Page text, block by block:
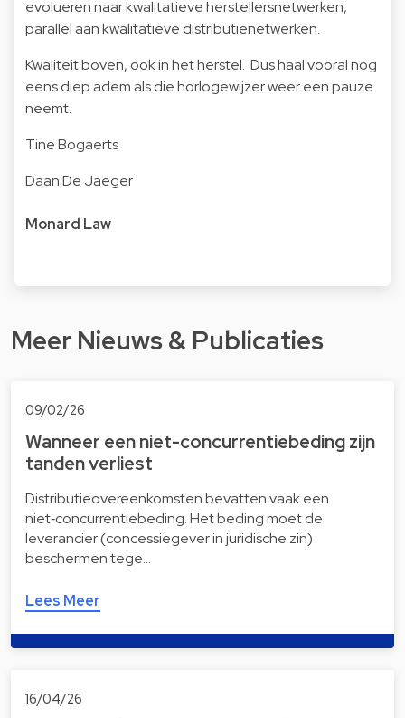
evolueren naar kwalitatieve herstellersnetwerken,
parallel aan kwalitatieve distributienetwerken.
Kwaliteit boven, ook in het herstel. Dus haal vooral nog
eens diep adem als die horlogewijzer weer een pauze
neemt.
Tine Bogaerts
Daan De Jaeger
Monard Law
Meer Nieuws & Publicaties
09/02/26
Wanneer een niet-concurrentiebeding zijn
tanden verliest
Distributieovereenkomsten bevatten vaak een
niet‑concurrentiebeding. Het beding moet de
leverancier (concessiegever in juridische zin)
beschermen tege…
Lees Meer
16/04/26